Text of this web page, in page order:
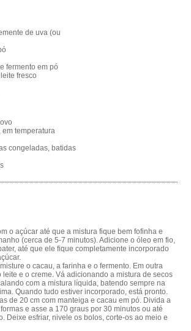
de uva (ou
fermento em pó
fresco
em temperatura
congeladas, batidas
o açúcar até que a mistura fique bem fofinha e
(cerca de 5-7 minutos). Adicione o óleo em fio,
até que ele fique completamente incorporado
o cacau, a farinha e o fermento. Em outra
leite e o creme. Vá adicionando a mistura de secos
com a mistura líquida, batendo sempre na
Quando tudo estiver incorporado, está pronto.
de 20 cm com manteiga e cacau em pó. Divida a
e asse a 170 graus por 30 minutos ou até
Deixe esfriar, nivele os bolos, corte-os ao meio e